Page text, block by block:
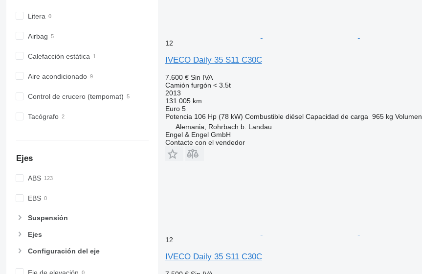
Litera
Airbag
Calefacción estática
Aire acondicionado
Control de crucero (tempomat)
Tacógrafo
Ejes
ABS
EBS
Suspensión
Ejes
Configuración del eje
12
IVECO Daily 35 S11 C30C
7.600 € Sin IVA
Camión furgón < 3.5t
2013
131.005 km
Euro 5
Potencia 106 Hp (78 kW) Combustible diésel Capacidad de carga 965 kg Volumen
Alemania, Rohrbach b. Landau
Engel & Engel GmbH
Contacte con el vendedor
12
IVECO Daily 35 S11 C30C